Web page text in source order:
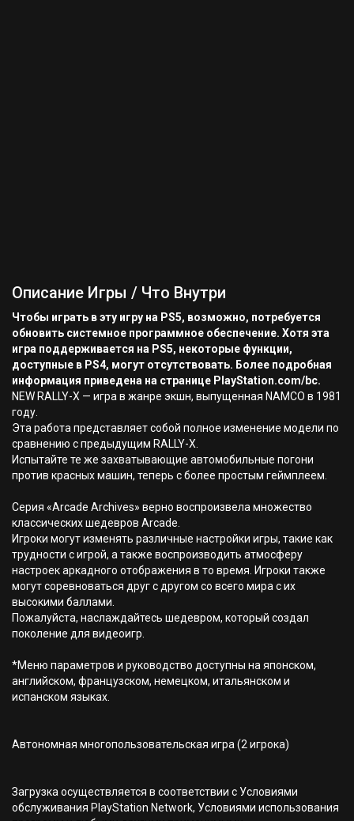
Описание Игры / Что Внутри
Чтобы играть в эту игру на PS5, возможно, потребуется
обновить системное программное обеспечение. Хотя эта
игра поддерживается на PS5, некоторые функции,
доступные в PS4, могут отсутствовать. Более подробная
информация приведена на странице PlayStation.com/bc.
NEW RALLY-X — игра в жанре экшн, выпущенная NAMCO в 1981
году.
Эта работа представляет собой полное изменение модели по
сравнению с предыдущим RALLY-X.
Испытайте те же захватывающие автомобильные погони
против красных машин, теперь с более простым геймплеем.
Серия «Arcade Archives» верно воспроизвела множество
классических шедевров Arcade.
Игроки могут изменять различные настройки игры, такие как
трудности с игрой, а также воспроизводить атмосферу
настроек аркадного отображения в то время. Игроки также
могут соревноваться друг с другом со всего мира с их
высокими баллами.
Пожалуйста, наслаждайтесь шедевром, который создал
поколение для видеоигр.
*Меню параметров и руководство доступны на японском,
английском, французском, немецком, итальянском и
испанском языках.
Автономная многопользовательская игра (2 игрока)
Загрузка осуществляется в соответствии с Условиями
обслуживания PlayStation Network, Условиями использования